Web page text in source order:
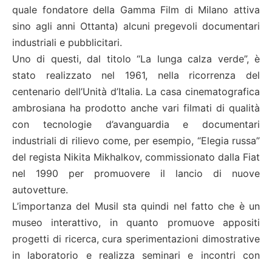
quale fondatore della Gamma Film di Milano attiva
sino agli anni Ottanta) alcuni pregevoli documentari
industriali e pubblicitari.
Uno di questi, dal titolo “La lunga calza verde”, è
stato realizzato nel 1961, nella ricorrenza del
centenario dell’Unità d’Italia. La casa cinematografica
ambrosiana ha prodotto anche vari filmati di qualità
con tecnologie d’avanguardia e documentari
industriali di rilievo come, per esempio, “Elegia russa”
del regista Nikita Mikhalkov, commissionato dalla Fiat
nel 1990 per promuovere il lancio di nuove
autovetture.
L’importanza del Musil sta quindi nel fatto che è un
museo interattivo, in quanto promuove appositi
progetti di ricerca, cura sperimentazioni dimostrative
in laboratorio e realizza seminari e incontri con